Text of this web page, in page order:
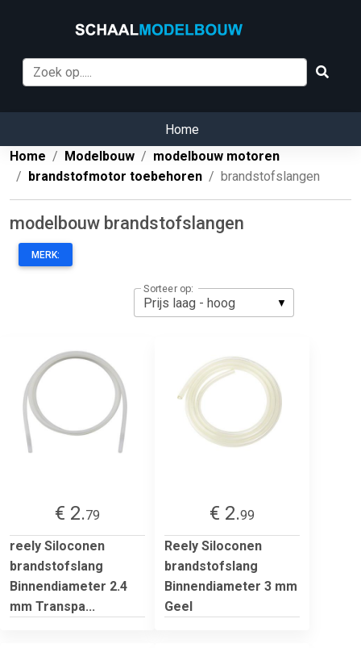
Home
Home
Modelbouw
modelbouw motoren
brandstofmotor toebehoren
brandstofslangen
modelbouw brandstofslangen
MERK:
Sorteer op:
€ 2.79
reely Siloconen
brandstofslang
Binnendiameter 2.4
mm Transpa...
€ 2.99
Reely Siloconen
brandstofslang
Binnendiameter 3 mm
Geel